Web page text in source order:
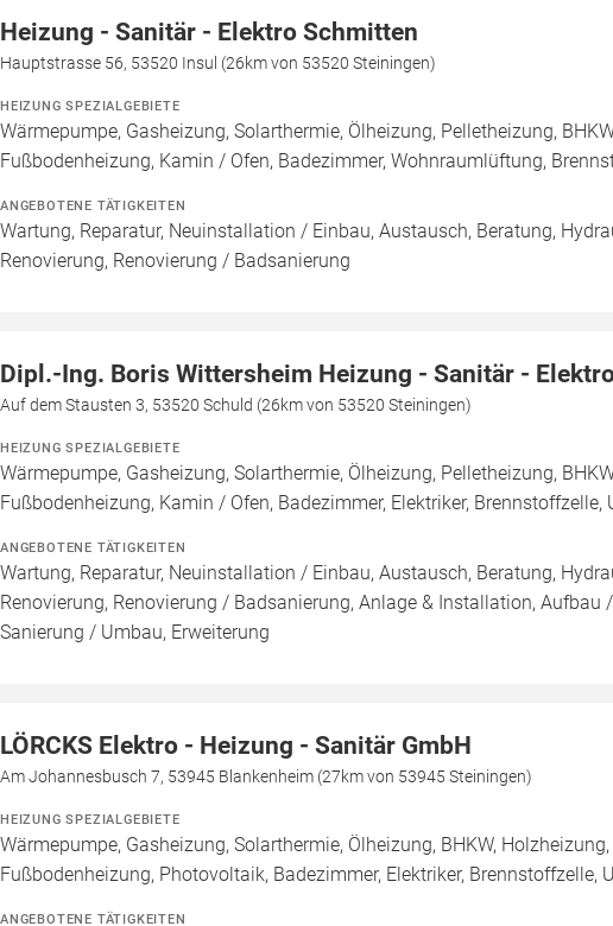
Heizung - Sanitär - Elektro Schmitten
Hauptstrasse 56, 53520 Insul (26km von 53520 Steiningen)
HEIZUNG SPEZIALGEBIETE
Wärmepumpe, Gasheizung, Solarthermie, Ölheizung, Pelletheizung,
Fußbodenheizung, Kamin / Ofen, Badezimmer, Wohnraumlüftung,
ANGEBOTENE TÄTIGKEITEN
Wartung, Reparatur, Neuinstallation / Einbau, Austausch, Beratung,
Renovierung, Renovierung / Badsanierung
Dipl.-Ing. Boris Wittersheim Heizung - Sanitär -
Auf dem Stausten 3, 53520 Schuld (26km von 53520 Steiningen)
HEIZUNG SPEZIALGEBIETE
Wärmepumpe, Gasheizung, Solarthermie, Ölheizung, Pelletheizung,
Fußbodenheizung, Kamin / Ofen, Badezimmer, Elektriker,
ANGEBOTENE TÄTIGKEITEN
Wartung, Reparatur, Neuinstallation / Einbau, Austausch, Beratung,
Renovierung, Renovierung / Badsanierung, Anlage & Installation,
Sanierung / Umbau, Erweiterung
LÖRCKS Elektro - Heizung - Sanitär GmbH
Am Johannesbusch 7, 53945 Blankenheim (27km von 53945 Steiningen)
HEIZUNG SPEZIALGEBIETE
Wärmepumpe, Gasheizung, Solarthermie, Ölheizung, BHKW,
Fußbodenheizung, Photovoltaik, Badezimmer, Elektriker, Brennstoffzelle,
ANGEBOTENE TÄTIGKEITEN